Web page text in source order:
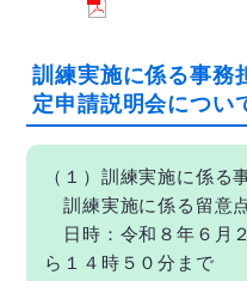
訓練実施に係る事務
定申請説明会につい
（１）訓練実施に係る
訓練実施に係る留意
日時：令和８年６月
ら１４時５０分まで